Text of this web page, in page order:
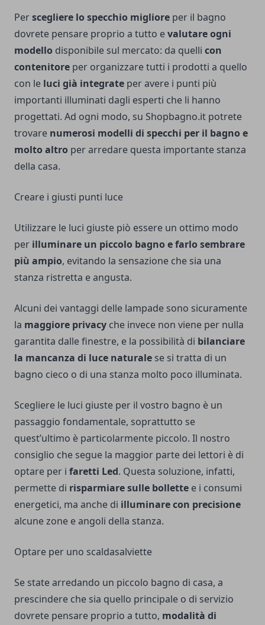
Perscegliere lo specchio migliore per il bagno
dovrete pensare proprio a tutto evalutare ogni
modello disponibile sul mercato: da quelli con
contenitore per organizzare tutti i prodotti a quello
con le luci già integrate per avere i punti più
importanti illuminati dagli esperti che li hanno
progettati. Ad ogni modo, su Shopbagno.it potrete
trovare numerosi modelli di specchi per il bagno e
molto altro per arredare questa importante stanza
della casa.
Creare i giusti punti luce
Utilizzare le luci giuste piò essere un ottimo modo
per illuminare un piccolo bagno e farlo sembrare
più ampio, evitando la sensazione che sia una
stanza ristretta e angusta.
Alcuni dei vantaggi delle lampade sono sicuramente
la maggiore privacy che invece non viene per nulla
garantita dalle finestre, e la possibilità di bilanciare
la mancanza di luce naturale se si tratta di un
bagno cieco o di una stanza molto poco illuminata.
Scegliere le luci giuste per il vostro bagno è un
passaggio fondamentale, soprattutto se
quest’ultimo è particolarmente piccolo. Il nostro
consiglio che segue la maggior parte dei lettori è di
optare per i faretti Led. Questa soluzione, infatti,
permette di risparmiare sulle bollette e i consumi
energetici, ma anche di illuminare con precisione
alcune zone e angoli della stanza.
Optare per uno scaldasalviette
Se state arredando un piccolo bagno di casa, a
prescindere che sia quello principale o di servizio
dovrete pensare proprio a tutto, modalità di